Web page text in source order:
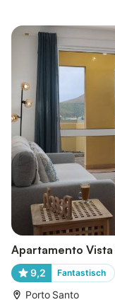
Apartamento Vista
9,2 Fantastisch
Porto Santo